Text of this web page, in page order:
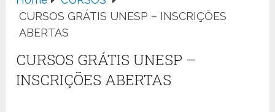
CURSOS GRÁTIS UNESP – INSCRIÇÕES
ABERTAS
CURSOS GRÁTIS UNESP –
INSCRIÇÕES ABERTAS